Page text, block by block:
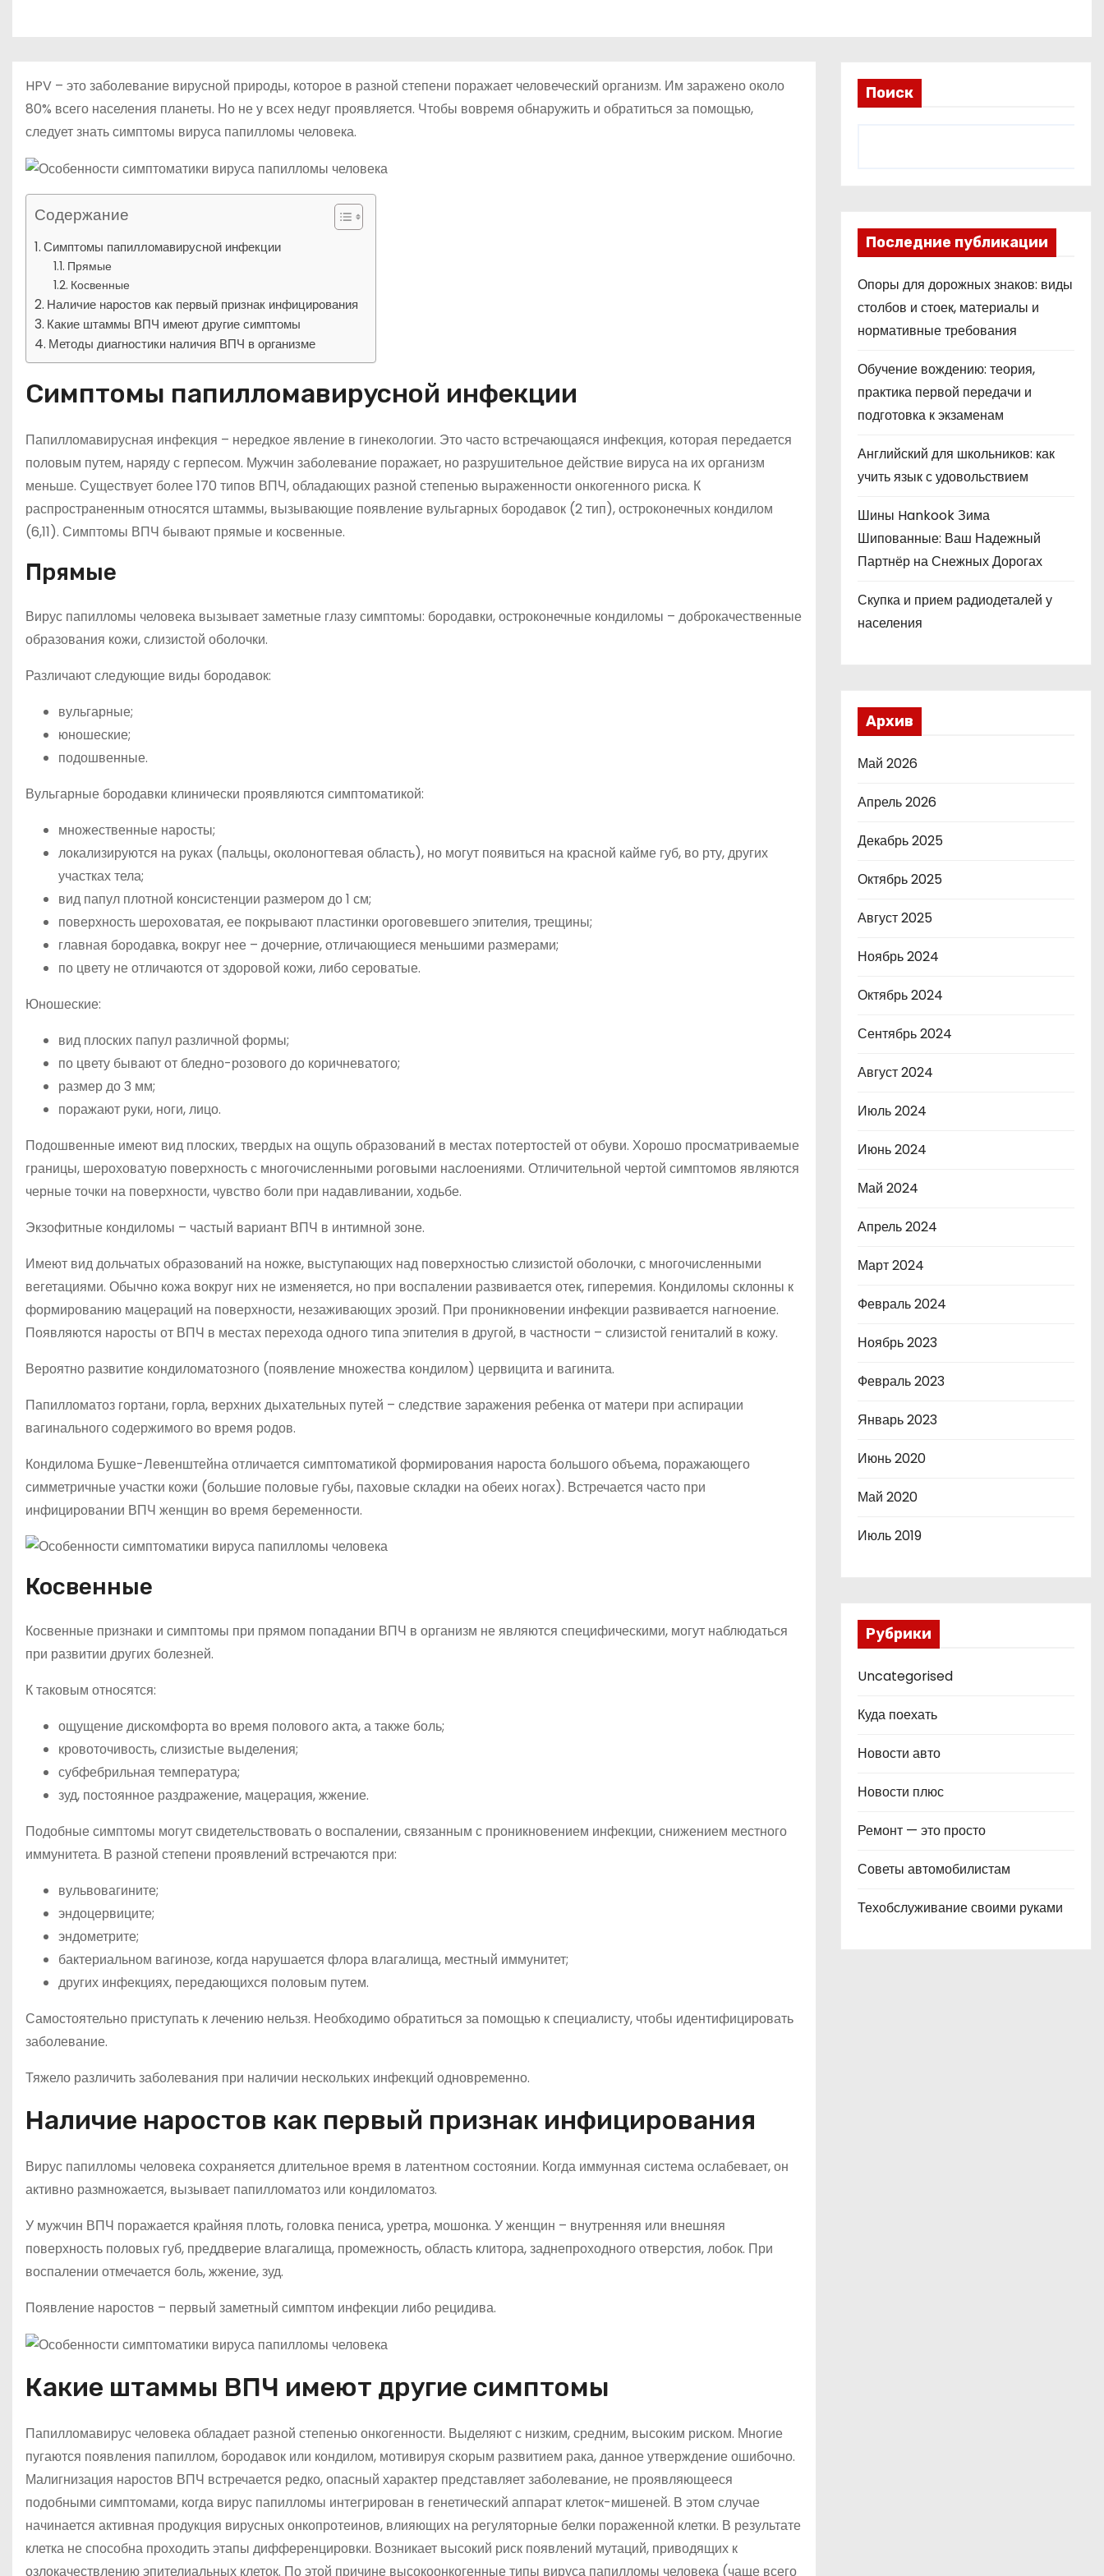
HPV – это заболевание вирусной природы, которое в разной степени поражает человеческий организм. Им заражено около
80% всего населения планеты. Но не у всех недуг проявляется. Чтобы вовремя обнаружить и обратиться за помощью,
следует знать симптомы вируса папилломы человека.
Содержание
Симптомы папилломавирусной инфекции
Прямые
Косвенные
Наличие наростов как первый признак инфицирования
Какие штаммы ВПЧ имеют другие симптомы
Методы диагностики наличия ВПЧ в организме
Симптомы папилломавирусной инфекции
Папилломавирусная инфекция – нередкое явление в гинекологии. Это часто встречающаяся инфекция, которая передается
половым путем, наряду с герпесом. Мужчин заболевание поражает, но разрушительное действие вируса на их организм
меньше. Существует более 170 типов ВПЧ, обладающих разной степенью выраженности онкогенного риска. К
распространенным относятся штаммы, вызывающие появление вульгарных бородавок (2 тип), остроконечных кондилом
(6,11). Симптомы ВПЧ бывают прямые и косвенные.
Прямые
Вирус папилломы человека вызывает заметные глазу симптомы: бородавки, остроконечные кондиломы – доброкачественные
образования кожи, слизистой оболочки.
Различают следующие виды бородавок:
вульгарные;
юношеские;
подошвенные.
Вульгарные бородавки клинически проявляются симптоматикой:
множественные наросты;
локализируются на руках (пальцы, околоногтевая область), но могут появиться на красной кайме губ, во рту, других
участках тела;
вид папул плотной консистенции размером до 1 см;
поверхность шероховатая, ее покрывают пластинки ороговевшего эпителия, трещины;
главная бородавка, вокруг нее – дочерние, отличающиеся меньшими размерами;
по цвету не отличаются от здоровой кожи, либо сероватые.
Юношеские:
вид плоских папул различной формы;
по цвету бывают от бледно-розового до коричневатого;
размер до 3 мм;
поражают руки, ноги, лицо.
Подошвенные имеют вид плоских, твердых на ощупь образований в местах потертостей от обуви. Хорошо просматриваемые
границы, шероховатую поверхность с многочисленными роговыми наслоениями. Отличительной чертой симптомов являются
черные точки на поверхности, чувство боли при надавливании, ходьбе.
Экзофитные кондиломы – частый вариант ВПЧ в интимной зоне.
Имеют вид дольчатых образований на ножке, выступающих над поверхностью слизистой оболочки, с многочисленными
вегетациями. Обычно кожа вокруг них не изменяется, но при воспалении развивается отек, гиперемия. Кондиломы склонны к
формированию мацераций на поверхности, незаживающих эрозий. При проникновении инфекции развивается нагноение.
Появляются наросты от ВПЧ в местах перехода одного типа эпителия в другой, в частности – слизистой гениталий в кожу.
Вероятно развитие кондиломатозного (появление множества кондилом) цервицита и вагинита.
Папилломатоз гортани, горла, верхних дыхательных путей – следствие заражения ребенка от матери при аспирации
вагинального содержимого во время родов.
Кондилома Бушке-Левенштейна отличается симптоматикой формирования нароста большого объема, поражающего
симметричные участки кожи (большие половые губы, паховые складки на обеих ногах). Встречается часто при
инфицировании ВПЧ женщин во время беременности.
Косвенные
Косвенные признаки и симптомы при прямом попадании ВПЧ в организм не являются специфическими, могут наблюдаться
при развитии других болезней.
К таковым относятся:
ощущение дискомфорта во время полового акта, а также боль;
кровоточивость, слизистые выделения;
субфебрильная температура;
зуд, постоянное раздражение, мацерация, жжение.
Подобные симптомы могут свидетельствовать о воспалении, связанным с проникновением инфекции, снижением местного
иммунитета. В разной степени проявлений встречаются при:
вульвовагините;
эндоцервиците;
эндометрите;
бактериальном вагинозе, когда нарушается флора влагалища, местный иммунитет;
других инфекциях, передающихся половым путем.
Самостоятельно приступать к лечению нельзя. Необходимо обратиться за помощью к специалисту, чтобы идентифицировать
заболевание.
Тяжело различить заболевания при наличии нескольких инфекций одновременно.
Наличие наростов как первый признак инфицирования
Вирус папилломы человека сохраняется длительное время в латентном состоянии. Когда иммунная система ослабевает, он
активно размножается, вызывает папилломатоз или кондиломатоз.
У мужчин ВПЧ поражается крайняя плоть, головка пениса, уретра, мошонка. У женщин – внутренняя или внешняя
поверхность половых губ, преддверие влагалища, промежность, область клитора, заднепроходного отверстия, лобок. При
воспалении отмечается боль, жжение, зуд.
Появление наростов – первый заметный симптом инфекции либо рецидива.
Какие штаммы ВПЧ имеют другие симптомы
Папилломавирус человека обладает разной степенью онкогенности. Выделяют с низким, средним, высоким риском. Многие
пугаются появления папиллом, бородавок или кондилом, мотивируя скорым развитием рака, данное утверждение ошибочно.
Малигнизация наростов ВПЧ встречается редко, опасный характер представляет заболевание, не проявляющееся
подобными симптомами, когда вирус папилломы интегрирован в генетический аппарат клеток-мишеней. В этом случае
начинается активная продукция вирусных онкопротеинов, влияющих на регуляторные белки пораженной клетки. В результате
клетка не способна проходить этапы дифференцировки. Возникает высокий риск появлений мутаций, приводящих к
озлокачествлению эпителиальных клеток. По этой причине высокоонкогенные типы вируса папилломы человека (чаще всего
Поиск
Последние публикации
Опоры для дорожных знаков: виды
столбов и стоек, материалы и
нормативные требования
Обучение вождению: теория,
практика первой передачи и
подготовка к экзаменам
Английский для школьников: как
учить язык с удовольствием
Шины Hankook Зима
Шипованные: Ваш Надежный
Партнёр на Снежных Дорогах
Скупка и прием радиодеталей у
населения
Архив
Май 2026
Апрель 2026
Декабрь 2025
Октябрь 2025
Август 2025
Ноябрь 2024
Октябрь 2024
Сентябрь 2024
Август 2024
Июль 2024
Июнь 2024
Май 2024
Апрель 2024
Март 2024
Февраль 2024
Ноябрь 2023
Февраль 2023
Январь 2023
Июнь 2020
Май 2020
Июль 2019
Рубрики
Uncategorised
Куда поехать
Новости авто
Новости плюс
Ремонт — это просто
Советы автомобилистам
Техобслуживание своими руками